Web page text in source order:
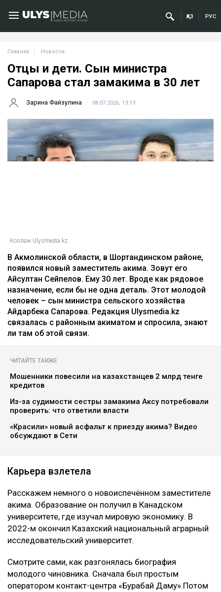
ҚАЗ РУС
Главная Новости
Отцы и дети. Сын министра
Сапарова стал замакима в 30 лет
Зарина Файзулина 08.07.2026, 13:13
Коллаж Ulysmedia.kz
В Акмолинской области, в Шортандинском районе,
появился новый заместитель акима. Зовут его
Айсултан Сейпелов. Ему 30 лет. Вроде как рядовое
назначение, если бы не одна деталь. Этот молодой
человек – сын министра сельского хозяйства
Айдарбека Сапарова. Редакция Ulysmedia.kz
связалась с районным акиматом и спросила, знают
ли там об этой связи.
ЧИТАЙТЕ ТАКЖЕ
Мошенники повесили на казахстанцев 2 млрд тенге
кредитов
Из-за судимости сестры замакима Аксу потребовали
проверить: что ответили власти
«Красили» новый асфальт к приезду акима? Видео
обсуждают в Сети
Карьера взлетела
Расскажем немного о новоиспечённом заместителе
акима. Образование он получил в Канадском
университете, где изучал мировую экономику. В
2022-м окончил Казахский национальный аграрный
исследовательский университет.
Смотрите сами, как разгонялась биография
молодого чиновника. Сначала был простым
оператором контакт-центра «Бурабай Даму».Потом